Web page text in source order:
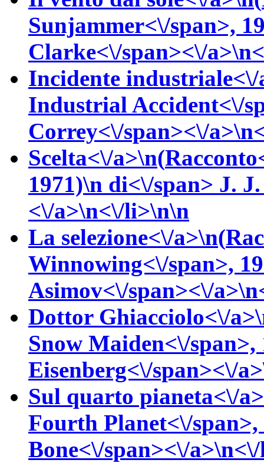
Sunjammer<\/span>,
Clarke<\/span><\/
Incidente industriale<\/
Industrial Accident<\/
Correy<\/span><\/
Scelta<\/a>\n(
1971)\n di<\/span> J.
<\/a>\n<\/li>\n\n
La selezione<\/a>\n(
Winnowing<\/span>,
Asimov<\/span><\/
Dottor Ghiacciolo<\/
Snow Maiden<\/
Eisenberg<\/span><\/
Sul quarto pianeta<\/
Fourth Planet<\/
Bone<\/span><\/